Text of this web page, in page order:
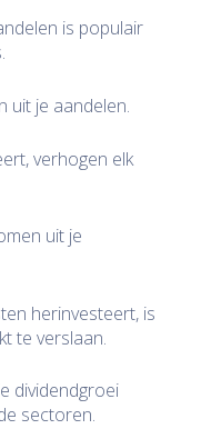
is populair
uit je aandelen.
verhogen elk
uit je
herinvesteert, is
te verslaan.
dividendgroei
sectoren.